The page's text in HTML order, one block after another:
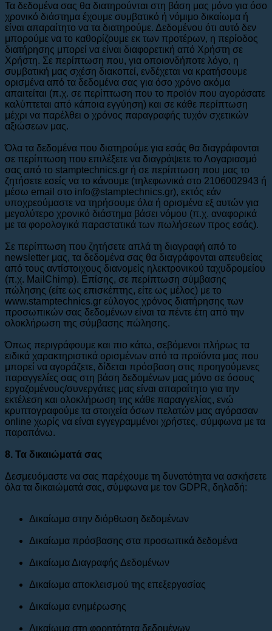
Τα δεδομένα σας θα διατηρούνται στη βάση μας μόνο για όσο
χρονικό διάστημα έχουμε συμβατικό ή νόμιμο δικαίωμα ή
είναι απαραίτητο να τα διατηρούμε. Δεδομένου ότι αυτό δεν
μπορούμε να το καθορίζουμε εκ των προτέρων, η περίοδος
διατήρησης μπορεί να είναι διαφορετική από Χρήστη σε
Χρήστη. Σε περίπτωση που, για οποιονδήποτε λόγο, η
συμβατική μας σχέση διακοπεί, ενδέχεται να κρατήσουμε
ορισμένα από τα δεδομένα σας για όσο χρόνο ακόμα
απαιτείται (π.χ. σε περίπτωση που το προϊόν που αγοράσατε
καλύπτεται από κάποια εγγύηση) και σε κάθε περίπτωση
μέχρι να παρέλθει ο χρόνος παραγραφής τυχόν σχετικών
αξιώσεων μας.
Όλα τα δεδομένα που διατηρούμε για εσάς θα διαγράφονται
σε περίπτωση που επιλέξετε να διαγράψετε το Λογαριασμό
σας από το stamptechnics.gr ή σε περίπτωση που μας το
ζητήσετε εσείς να το κάνουμε (τηλεφωνικά στο 2106002943 ή
μέσω email στο info@stamptechnics.gr), εκτός εάν
υποχρεούμαστε να τηρήσουμε όλα ή ορισμένα εξ αυτών για
μεγαλύτερο χρονικό διάστημα βάσει νόμου (π.χ. αναφορικά
με τα φορολογικά παραστατικά των πωλήσεων προς εσάς).
Σε περίπτωση που ζητήσετε απλά τη διαγραφή από το
newsletter μας, τα δεδομένα σας θα διαγράφονται απευθείας
από τους αντίστοιχους διανομείς ηλεκτρονικού ταχυδρομείου
(π.χ. MailChimp). Επίσης, σε περίπτωση σύμβασης
πώλησης (είτε ως επισκέπτης, είτε ως μέλος) με το
www.stamptechnics.gr εύλογος χρόνος διατήρησης των
προσωπικών σας δεδομένων είναι τα πέντε έτη από την
ολοκλήρωση της σύμβασης πώλησης.
Όπως περιγράφουμε και πιο κάτω, σεβόμενοι πλήρως τα
ειδικά χαρακτηριστικά ορισμένων από τα προϊόντα μας που
μπορεί να αγοράζετε, δίδεται πρόσβαση στις προηγούμενες
παραγγελίες σας στη βάση δεδομένων μας μόνο σε όσους
εργαζομένους/συνεργάτες μας είναι απαραίτητο για την
εκτέλεση και ολοκλήρωση της κάθε παραγγελίας, ενώ
κρυπτογραφούμε τα στοιχεία όσων πελατών μας αγόρασαν
online χωρίς να είναι εγγεγραμμένοι χρήστες, σύμφωνα με τα
παραπάνω.
8. Τα δικαιώματά σας
Δεσμευόμαστε να σας παρέχουμε τη δυνατότητα να ασκήσετε
όλα τα δικαιώματά σας, σύμφωνα με τον GDPR, δηλαδή:
Δικαίωμα στην διόρθωση δεδομένων
Δικαίωμα πρόσβασης στα προσωπικά δεδομένα
Δικαίωμα Διαγραφής Δεδομένων
Δικαίωμα αποκλεισμού της επεξεργασίας
Δικαίωμα ενημέρωσης
Δικαίωμα στη φορητότητα δεδομένων